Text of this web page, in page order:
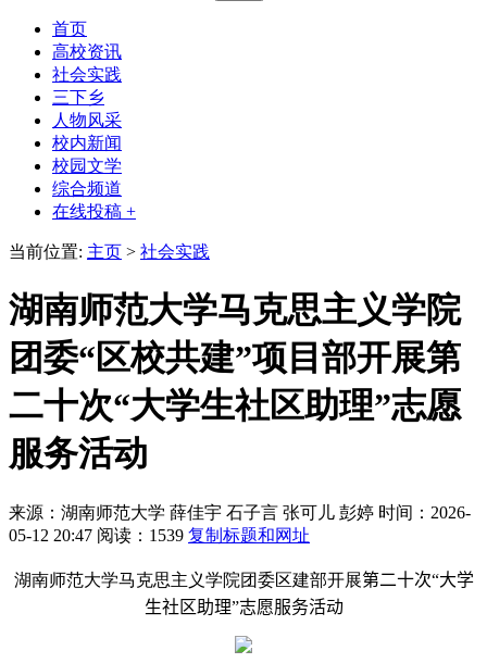
首页
高校资讯
社会实践
三下乡
人物风采
校内新闻
校园文学
综合频道
在线投稿 +
当前位置: 主页 > 社会实践
湖南师范大学马克思主义学院
团委“区校共建”项目部开展第
二十次“大学生社区助理”志愿
服务活动
来源：湖南师范大学 薛佳宇 石子言 张可儿 彭婷 时间：2026-
05-12 20:47 阅读：1539 复制标题和网址
湖南师范大学马克思主义学院团委区建部开展第二十次“大学
生社区助理”志愿服务活动